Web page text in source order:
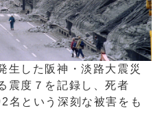
生した阪神・淡路大震災
震度７を記録し、死者
名という深刻な被害をも